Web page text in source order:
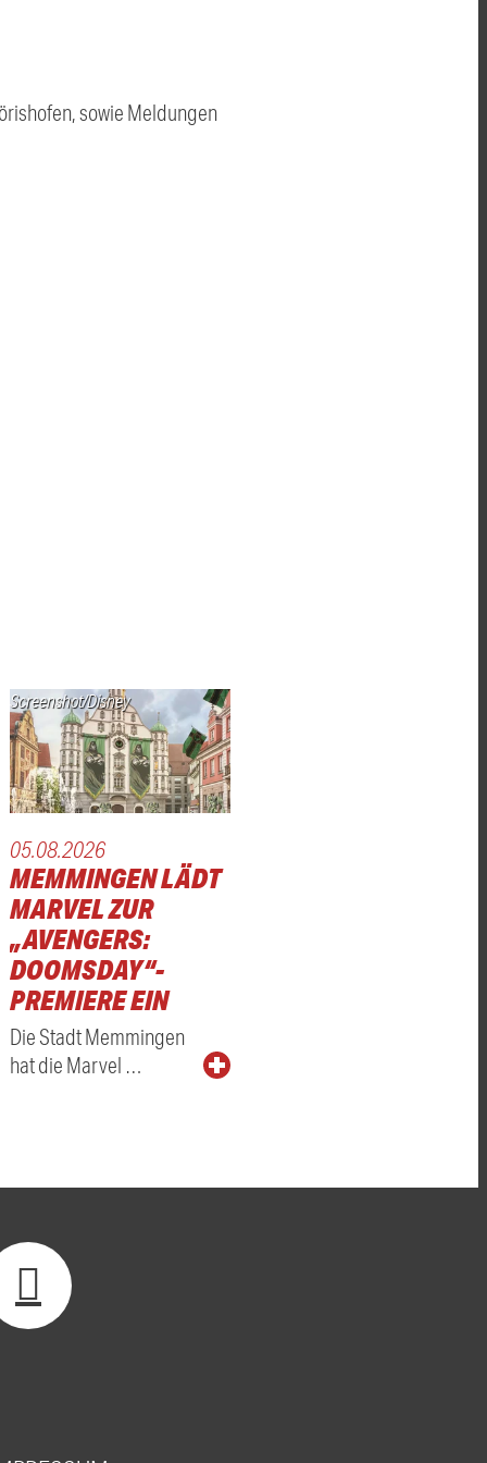
sowie Meldungen
Screenshot/Disney
05.08.2026
MEMMINGEN LÄDT
MARVEL ZUR
„AVENGERS:
DOOMSDAY“-
PREMIERE EIN
Die Stadt Memmingen
hat die Marvel …